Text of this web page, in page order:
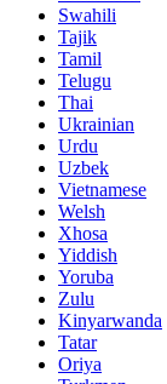
Swahili
Tajik
Tamil
Telugu
Thai
Ukrainian
Urdu
Uzbek
Vietnamese
Welsh
Xhosa
Yiddish
Yoruba
Zulu
Kinyarwanda
Tatar
Oriya